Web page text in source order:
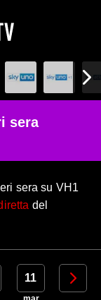
sera
sera su VH1
del
11 12